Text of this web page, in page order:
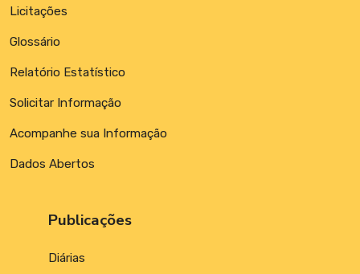
Licitações
Glossário
Relatório Estatístico
Solicitar Informação
Acompanhe sua Informação
Dados Abertos
Publicações
Diárias